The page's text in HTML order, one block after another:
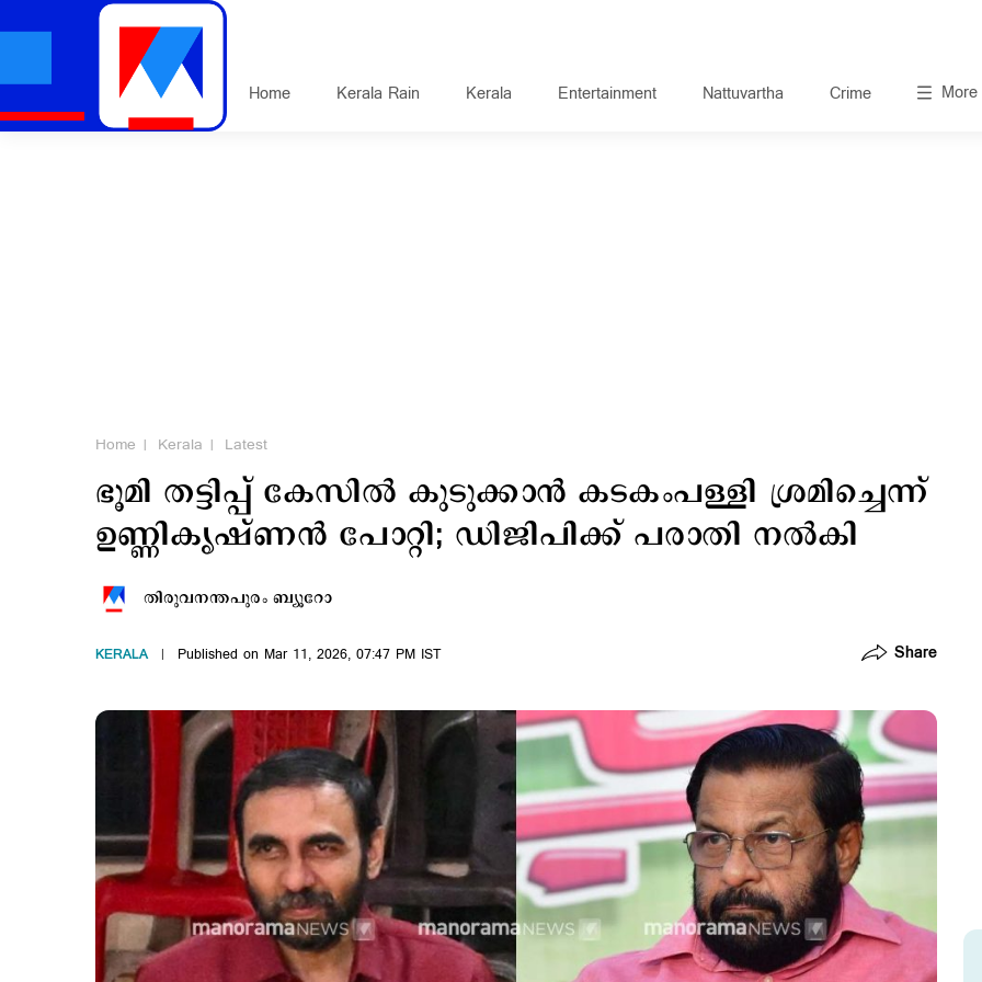
Home Kerala Rain Kerala Entertainment Nattuvartha Crime More
Home Kerala Latest
ഭൂമി തട്ടിപ്പ് കേസില്‍ കുടുക്കാന്‍ കടകംപള്ളി ശ്രമിച്ചെന്ന്
ഉണ്ണികൃഷ്ണന്‍ പോറ്റി; ഡിജിപിക്ക് പരാതി നല്‍കി
തിരുവനന്തപുരം ബ്യൂറോ
KERALA Published on Mar 11, 2026, 07:47 PM IST Share